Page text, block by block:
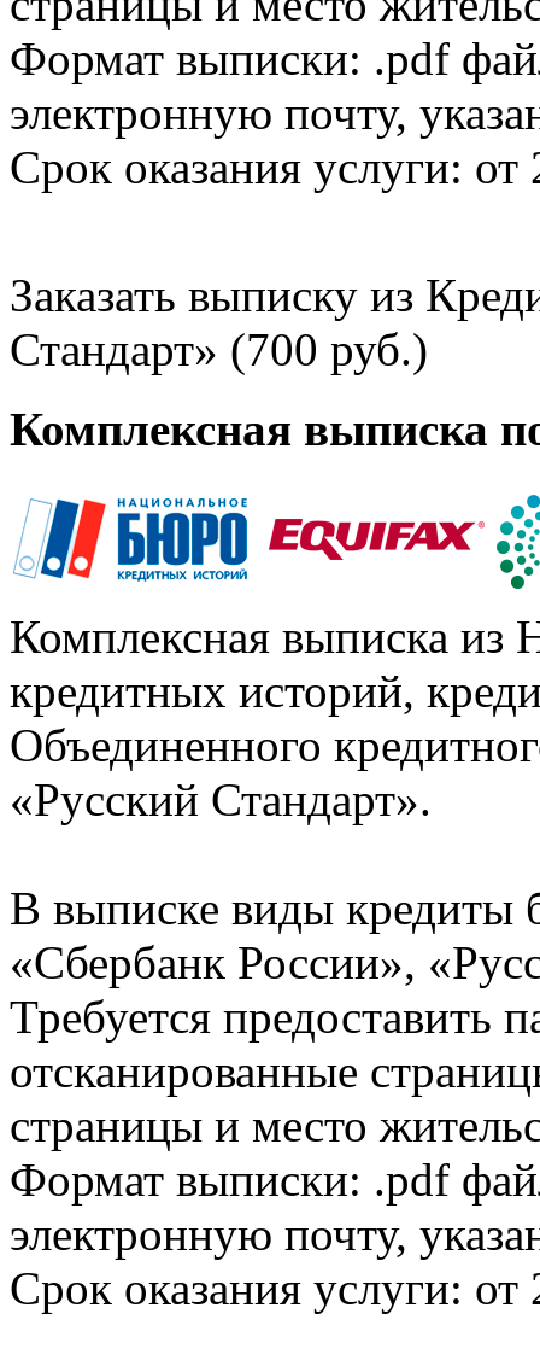
Формат выписки: .pdf
электронную почту,
Срок оказания услуги: от
Заказать выписку из
Стандарт» (700 руб.)
Комплексная выписка
Комплексная выписка из
кредитных историй,
Объединенного
«Русский Стандарт».
В выписке виды кредиты
«Сбербанк России»,
Требуется предоставить
отсканированные
страницы и место
Формат выписки: .pdf
электронную почту,
Срок оказания услуги: от